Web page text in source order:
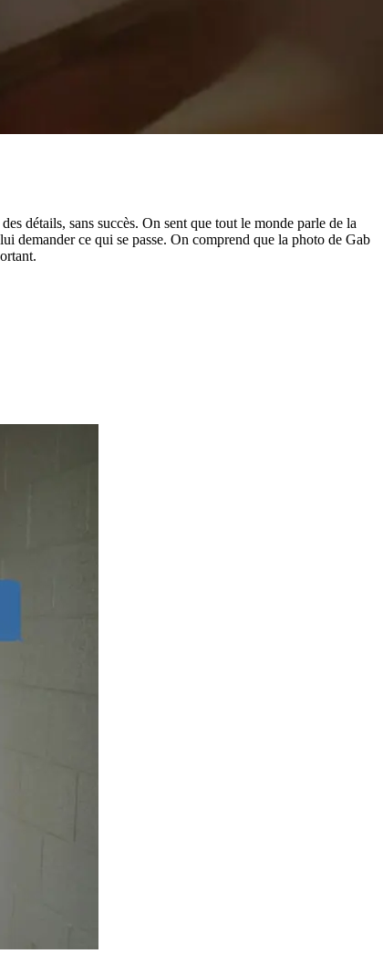
détails, sans succès. On sent que tout le monde parle de la
demander ce qui se passe. On comprend que la photo de Gab